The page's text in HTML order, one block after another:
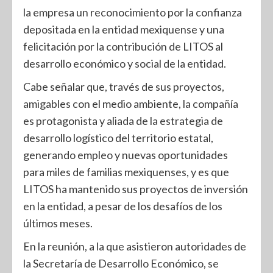
la empresa un reconocimiento por la confianza
depositada en la entidad mexiquense y una
felicitación por la contribución de LITOS al
desarrollo económico y social de la entidad.
Cabe señalar que, través de sus proyectos,
amigables con el medio ambiente, la compañía
es protagonista y aliada de la estrategia de
desarrollo logístico del territorio estatal,
generando empleo y nuevas oportunidades
para miles de familias mexiquenses, y es que
LITOS ha mantenido sus proyectos de inversión
en la entidad, a pesar de los desafíos de los
últimos meses.
En la reunión, a la que asistieron autoridades de
la Secretaría de Desarrollo Económico, se